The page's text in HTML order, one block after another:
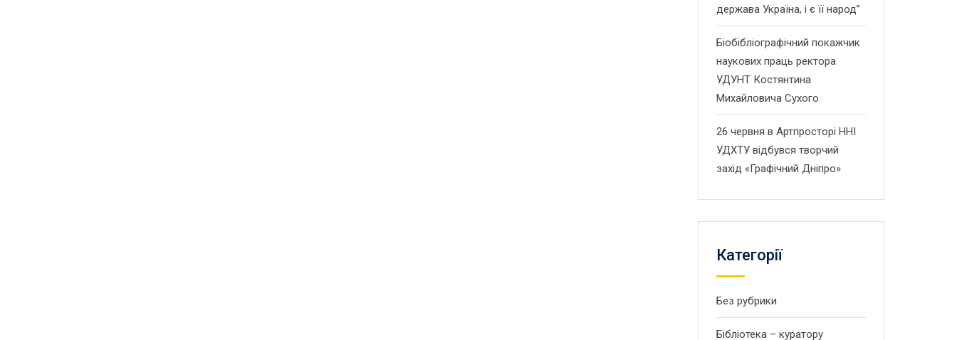
держава Україна, і є її народ”
Біобібліографічний покажчик
наукових праць ректора
УДУНТ Костянтина
Михайловича Сухого
26 червня в Артпросторі ННІ
УДХТУ відбувся творчий
захід «Графічний Дніпро»
Категорії
Без рубрики
Бібліотека – куратору